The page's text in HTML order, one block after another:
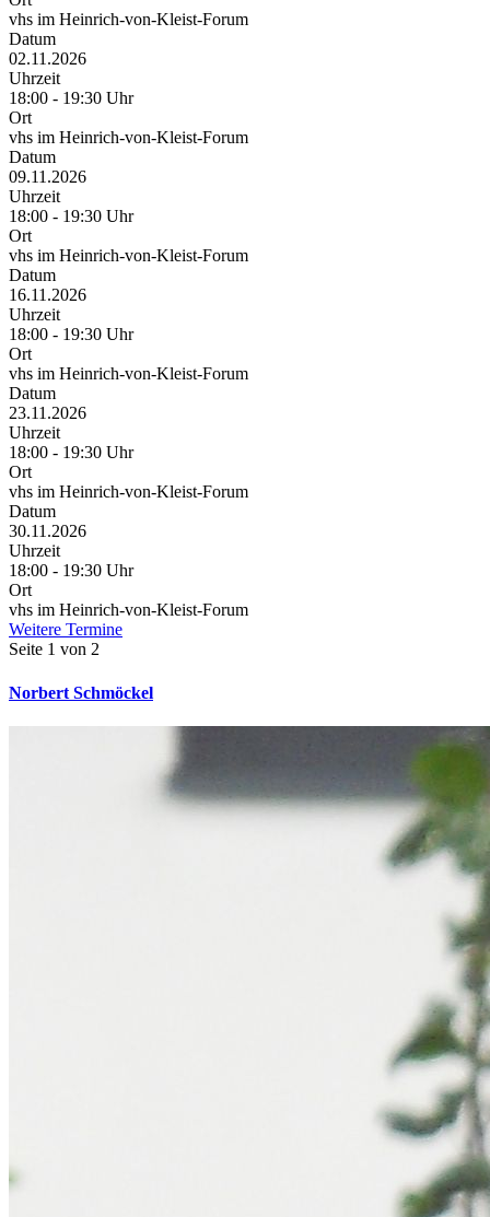
vhs im Heinrich-von-Kleist-Forum
Datum
02.11.2026
Uhrzeit
18:00 - 19:30 Uhr
Ort
vhs im Heinrich-von-Kleist-Forum
Datum
09.11.2026
Uhrzeit
18:00 - 19:30 Uhr
Ort
vhs im Heinrich-von-Kleist-Forum
Datum
16.11.2026
Uhrzeit
18:00 - 19:30 Uhr
Ort
vhs im Heinrich-von-Kleist-Forum
Datum
23.11.2026
Uhrzeit
18:00 - 19:30 Uhr
Ort
vhs im Heinrich-von-Kleist-Forum
Datum
30.11.2026
Uhrzeit
18:00 - 19:30 Uhr
Ort
vhs im Heinrich-von-Kleist-Forum
Weitere Termine
Seite 1 von 2
Norbert Schmöckel